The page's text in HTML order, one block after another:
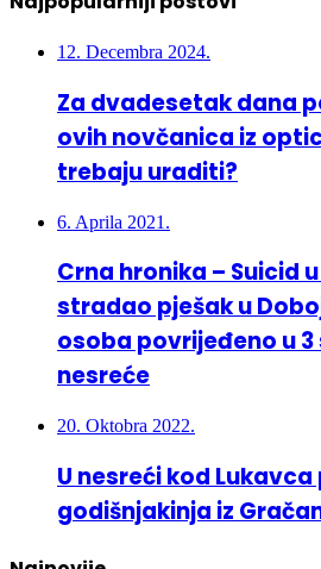
12. Decembra 2024.
Za dvadesetak dana
ovih novčanica iz
trebaju uraditi?
6. Aprila 2021.
Crna hronika – Suicid
stradao pješak u
osoba povrijeđeno u
nesreće
20. Oktobra 2022.
U nesreći kod Lukavca
godišnjakinja iz
Najnovije